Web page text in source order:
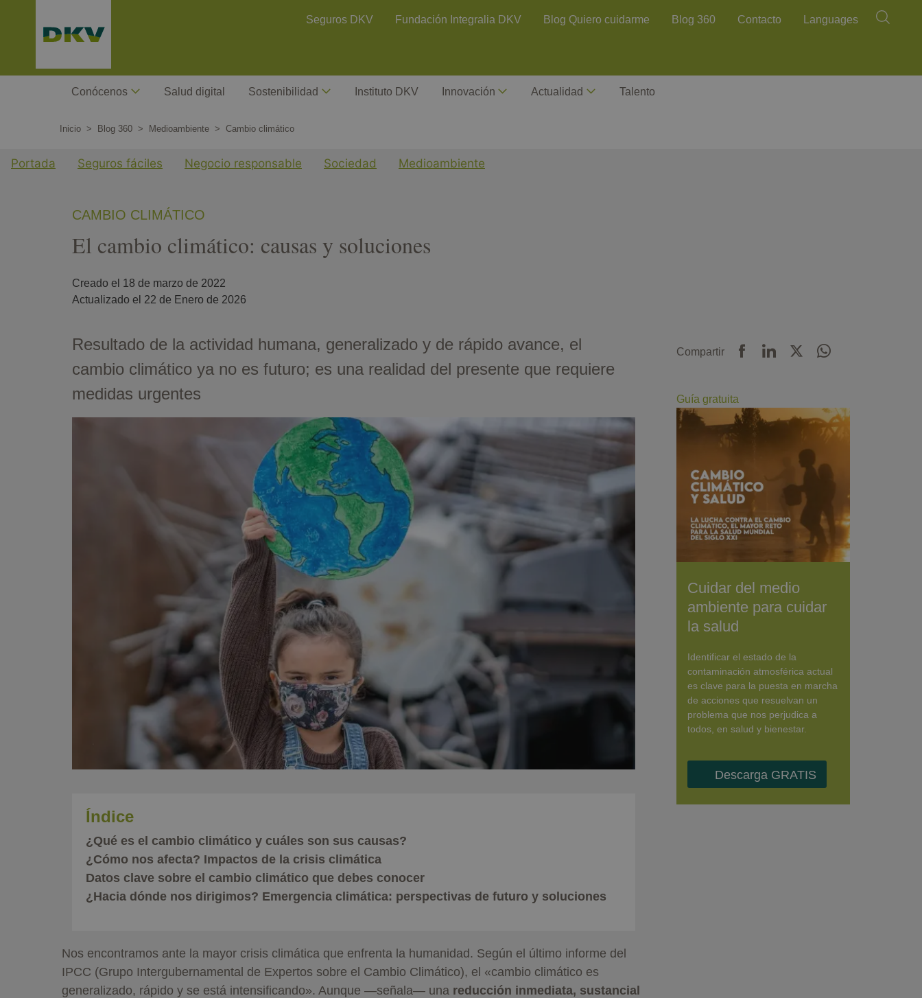
contenido
Contact Header
Seguros DKV Fundación Integralia DKV Blog Quiero cuidarme Blog 360 Contacto Languages Buscar
Megamenu
Conócenos Salud digital Sostenibilidad Instituto DKV Innovación Actualidad Talento
Inicio Blog 360 Medioambiente Cambio climático
Menu cuarto nivel Blog
Portada Seguros fáciles Negocio responsable Sociedad Medioambiente
CAMBIO CLIMÁTICO
El cambio climático: causas y soluciones
Creado el 18 de marzo de 2022
Actualizado el 22 de Enero de 2026
Resultado de la actividad humana, generalizado y de rápido avance, el
cambio climático ya no es futuro; es una realidad del presente que requiere
medidas urgentes
Índice
¿Qué es el cambio climático y cuáles son sus causas?
¿Cómo nos afecta? Impactos de la crisis climática
Datos clave sobre el cambio climático que debes conocer
¿Hacia dónde nos dirigimos? Emergencia climática: perspectivas de futuro y soluciones
Nos encontramos ante la mayor crisis climática que enfrenta la humanidad. Según el último informe del
IPCC (Grupo Intergubernamental de Expertos sobre el Cambio Climático), el «cambio climático es
generalizado, rápido y se está intensificando». Aunque —señala— una reducción inmediata, sustancial
Compartir
Guía gratuita
Cuidar del medio
ambiente para cuidar
la salud
Identificar el estado de la
contaminación atmosférica actual
es clave para la puesta en marcha
de acciones que resuelvan un
problema que nos perjudica a
todos, en salud y bienestar.
Descarga GRATIS